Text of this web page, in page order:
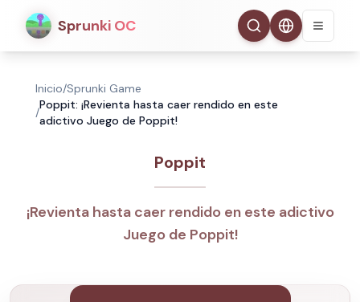
Sprunki OC
Inicio/Sprunki Game
/
Poppit: ¡Revienta hasta caer rendido en este
adictivo Juego de Poppit!
Poppit
¡Revienta hasta caer rendido en este adictivo
Juego de Poppit!